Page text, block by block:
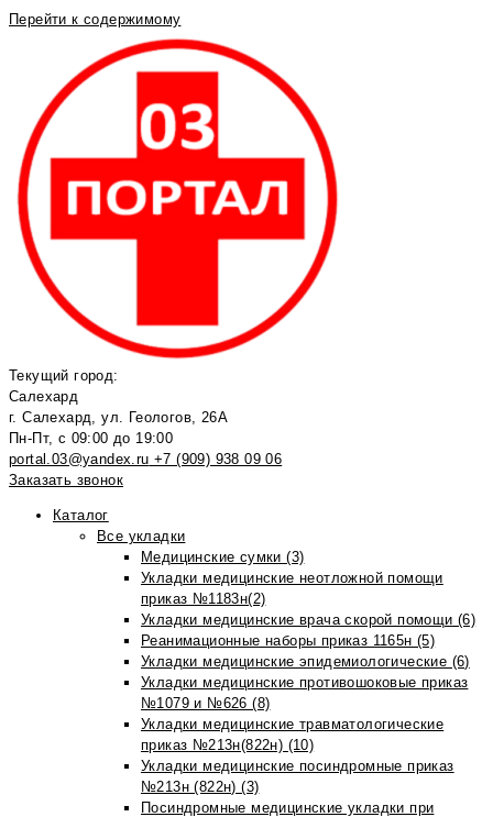
Перейти к содержимому
Текущий город:
Салехард
г. Салехард, ул. Геологов, 26А
Пн-Пт, с 09:00 до 19:00
portal.03@yandex.ru +7 (909) 938 09 06
Заказать звонок
Каталог
Все укладки
Медицинские сумки (3)
Укладки медицинские неотложной помощи
приказ №1183н(2)
Укладки медицинские врача скорой помощи (6)
Реанимационные наборы приказ 1165н (5)
Укладки медицинские эпидемиологические (6)
Укладки медицинские противошоковые приказ
№1079 и №626 (8)
Укладки медицинские травматологические
приказ №213н(822н) (10)
Укладки медицинские посиндромные приказ
№213н (822н) (3)
Посиндромные медицинские укладки при